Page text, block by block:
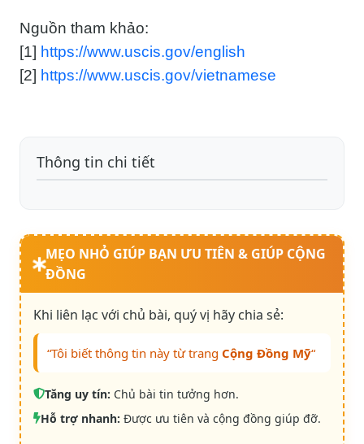
Nguồn tham khảo:
[1] https://www.uscis.gov/english
[2] https://www.uscis.gov/vietnamese
Thông tin chi tiết
MẸO NHỎ GIÚP BẠN ƯU TIÊN & GIÚP CỘNG
ĐỒNG
Khi liên lạc với chủ bài, quý vị hãy chia sẻ:
“Tôi biết thông tin này từ trang Cộng Đồng Mỹ“
Tăng uy tín: Chủ bài tin tưởng hơn.
Hỗ trợ nhanh: Được ưu tiên và cộng đồng giúp đỡ.